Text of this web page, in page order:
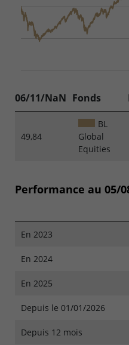
06/11/NaN Fonds
49,84
BL
Global
Equities
Performance au 05/
En 2023
En 2024
En 2025
Depuis le 01/01/2026
Depuis 12 mois